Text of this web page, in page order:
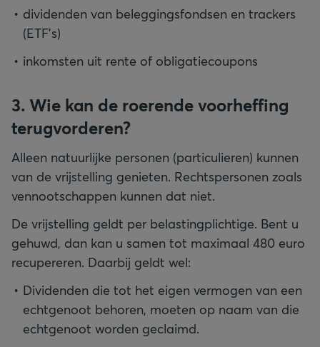
dividenden van beleggingsfondsen en trackers
(ETF’s)
inkomsten uit rente of obligatiecoupons
3. Wie kan de roerende voorheffing
terugvorderen?
Alleen natuurlijke personen (particulieren) kunnen
van de vrijstelling genieten. Rechtspersonen zoals
vennootschappen kunnen dat niet.
De vrijstelling geldt per belastingplichtige. Bent u
gehuwd, dan kan u samen tot maximaal 480 euro
Dividenden die tot het eigen vermogen van een
echtgenoot behoren, moeten op naam van die
echtgenoot worden geclaimd.